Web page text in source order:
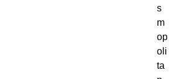
s
m
op
oli
ta